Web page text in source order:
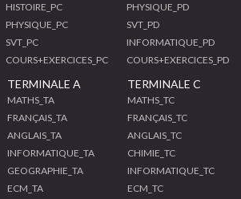
HISTOIRE_PC
PHYSIQUE_PC
SVT_PC
COURS+EXERCICES_PC
PHYSIQUE_PD
SVT_PD
INFORMATIQUE_PD
COURS+EXERCICES_PD
TERMINALE A
MATHS_TA
FRANÇAIS_TA
ANGLAIS_TA
INFORMATIQUE_TA
GEOGRAPHIE_TA
ECM_TA
TERMINALE C
MATHS_TC
FRANÇAIS_TC
ANGLAIS_TC
CHIMIE_TC
INFORMATIQUE_TC
ECM_TC